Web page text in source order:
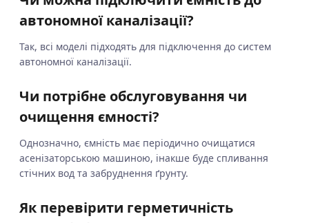
автономної каналізації?
Так, всі моделі підходять для підключення до систем
автономної каналізації.
Чи потрібне обслуговування чи
очищення ємності?
Однозначно, ємність має періодично очищатися
асенізаторською машиною, інакше буде спливання
стічних вод та забруднення ґрунту.
Як перевірити герметичність